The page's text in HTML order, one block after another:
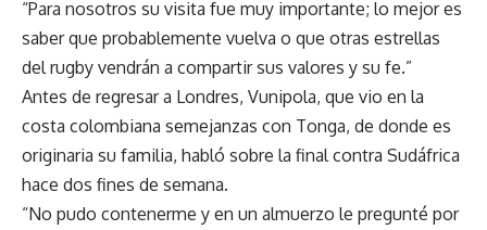
“Para nosotros su visita fue muy importante; lo mejor es
saber que probablemente vuelva o que otras estrellas
del rugby vendrán a compartir sus valores y su fe.”
Antes de regresar a Londres, Vunipola, que vio en la
costa colombiana semejanzas con Tonga, de donde es
originaria su familia, habló sobre la final contra Sudáfrica
hace dos fines de semana.
“No pudo contenerme y en un almuerzo le pregunté por